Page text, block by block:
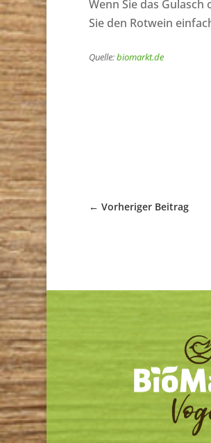
Wenn Sie das
Sie den Rotwein
Quelle:biomarkt.de
← Vorheriger Beitrag